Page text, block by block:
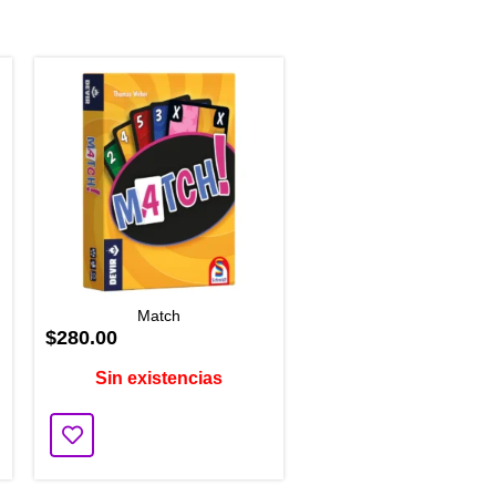
Match
$280.00
Sin existencias